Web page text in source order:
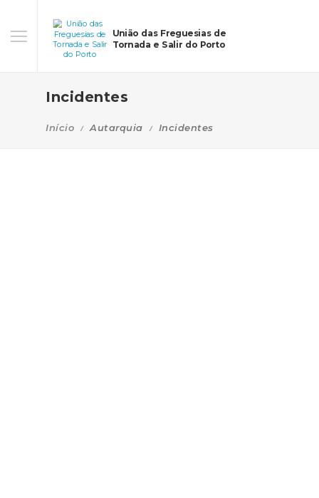
União das Freguesias de
Tornada e Salir do Porto
Incidentes
Início Autarquia Incidentes